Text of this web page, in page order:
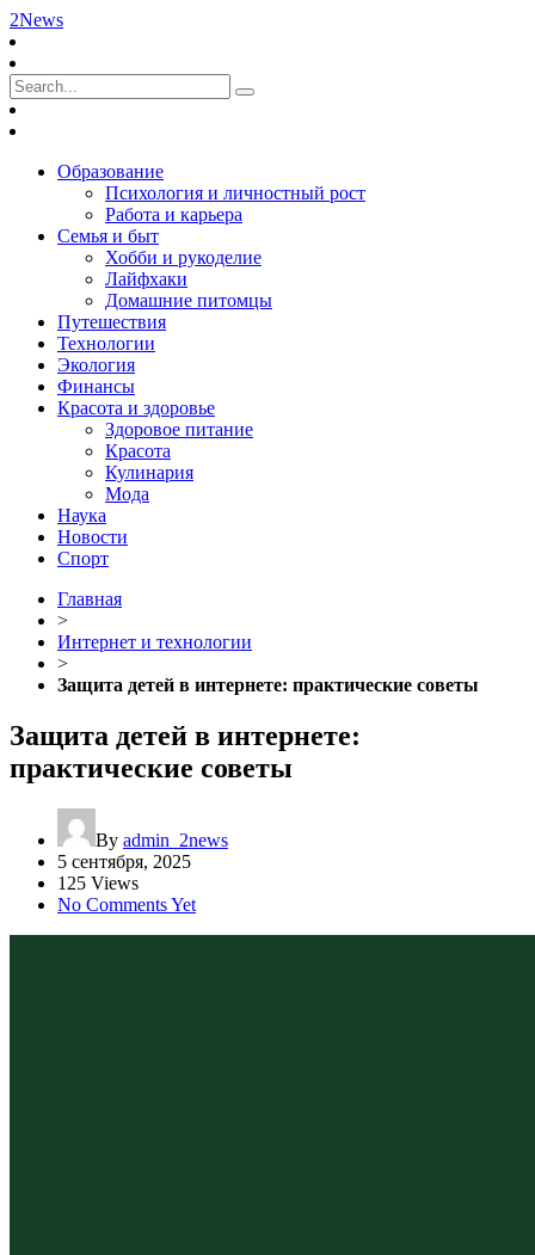
2News
Образование
Психология и личностный рост
Работа и карьера
Семья и быт
Хобби и рукоделие
Лайфхаки
Домашние питомцы
Путешествия
Технологии
Экология
Финансы
Красота и здоровье
Здоровое питание
Красота
Кулинария
Мода
Наука
Новости
Спорт
Главная
>
Интернет и технологии
>
Защита детей в интернете: практические советы
Защита детей в интернете:
практические советы
By admin_2news
5 сентября, 2025
125 Views
No Comments Yet